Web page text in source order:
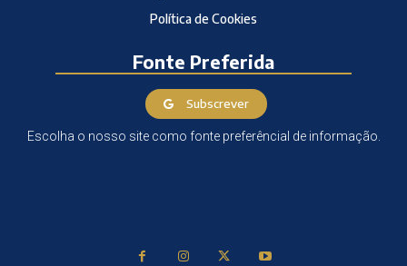
Política de Cookies
Fonte Preferida
Subscrever
Escolha o nosso site como fonte preferêncial de informação.